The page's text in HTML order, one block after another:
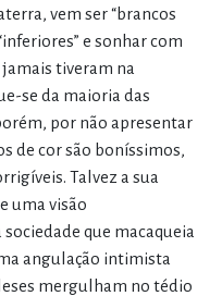
vem ser “brancos
e sonhar com
tiveram na
se da maioria das
por não apresentar
de cor são boníssimos,
Talvez a sua
uma visão
que macaqueia
angulação intimista
mergulham no tédio